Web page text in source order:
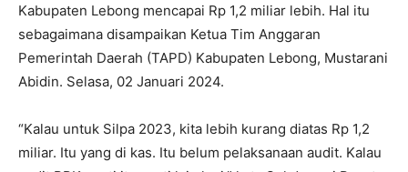
Kabupaten Lebong mencapai Rp 1,2 miliar lebih. Hal itu
sebagaimana disampaikan Ketua Tim Anggaran
Pemerintah Daerah (TAPD) Kabupaten Lebong, Mustarani
Abidin. Selasa, 02 Januari 2024.
“Kalau untuk Silpa 2023, kita lebih kurang diatas Rp 1,2
miliar. Itu yang di kas. Itu belum pelaksanaan audit. Kalau